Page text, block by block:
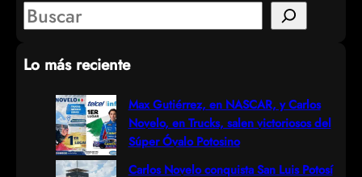
S
a
Lo más reciente
Max Gutiérrez, en NASCAR, y Carlos
Novelo, en Trucks, salen victoriosos del
Súper Óvalo Potosino
Carlos Novelo conquista San Luis Potosí